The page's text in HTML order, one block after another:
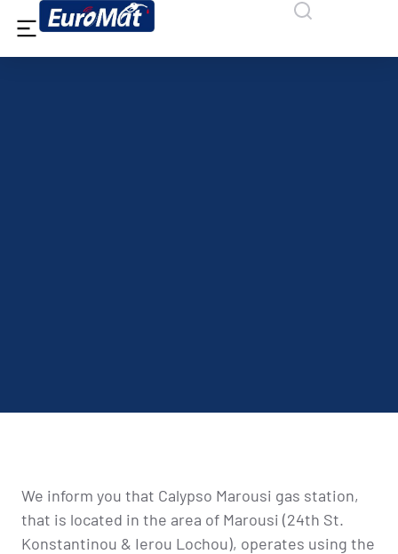
We inform you that Calypso Marousi gas station,
that is located in the area of Marousi (24th St.
Konstantinou & Ierou Lochou), operates using the